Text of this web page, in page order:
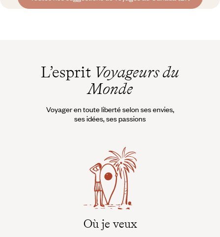
L’esprit Voyageurs du
Monde
Voyager en toute liberté selon ses envies,
ses idées, ses passions
Où je veux